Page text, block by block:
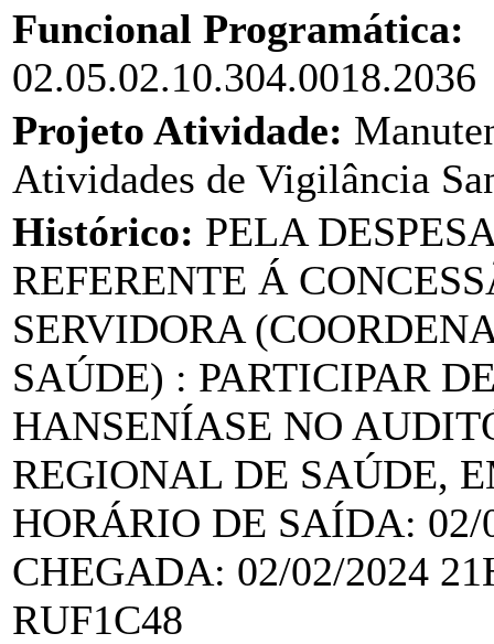
Funcional Programática:
02.05.02.10.304.0018.2036
Projeto Atividade:
Atividades de Vigilância
Histórico: PELA
REFERENTE Á
SERVIDORA
SAÚDE) : PARTICIPAR
HANSENÍASE NO
REGIONAL DE SAÚDE,
HORÁRIO DE SAÍDA: 02/
CHEGADA: 02/02/2024
RUF1C48